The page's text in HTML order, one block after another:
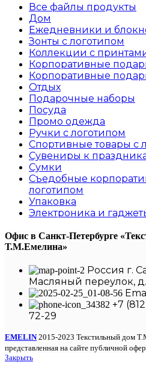
Все файлы продукты
Дом
Ежедневники и
Зонты с логотипом
Коллекции с
Корпоративные
Корпоративные
Отдых
Подарочные наборы
Посуда
Промо одежда
Ручки с логотипом
Спортивные товары с
Сувениры к
Сумки
Съедобные
логотипом
Упаковка
Электроника и
Офис в Санкт-Петербурге
Т.М.Емелина»
Россия г.
Масляный переулок,
+7
72-29
EMELIN 2015-2023 Текстильный дом
представленная на сайте публичной
Закрыть